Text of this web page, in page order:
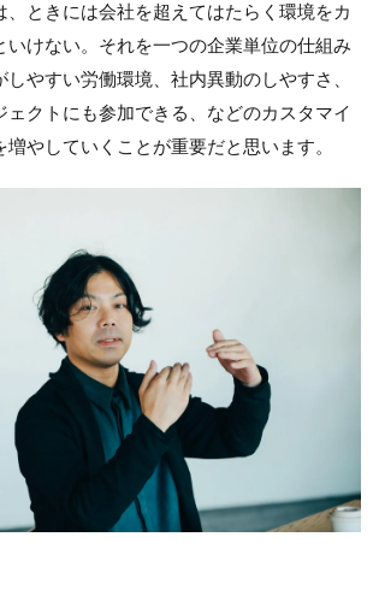
、ときには会社を超えてはたらく環境をカ
いけない。それを一つの企業単位の仕組み
やすい労働環境、社内異動のしやすさ、
ェクトにも参加できる、などのカスタマイ
やしていくことが重要だと思います。